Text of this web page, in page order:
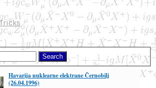
Havarija nuklearne elektrane Černobilj
(26.04.1996)